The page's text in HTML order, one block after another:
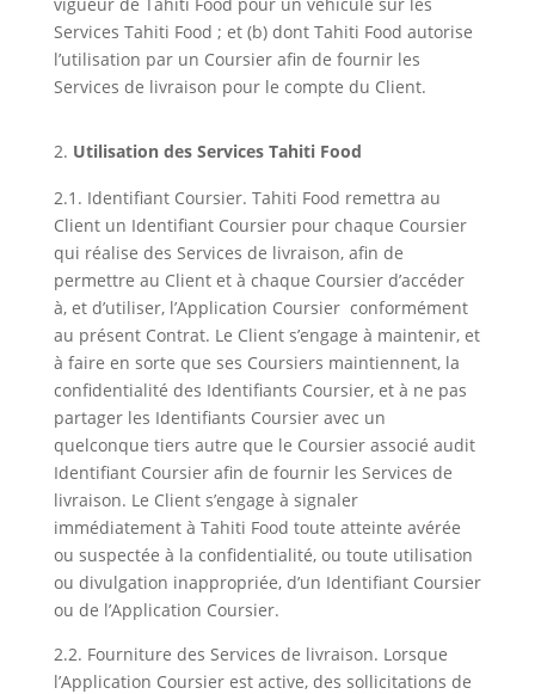
Services Tahiti Food ; et (b) dont Tahiti Food autorise
l’utilisation par un Coursier afin de fournir les
Services de livraison pour le compte du Client.
Utilisation des Services Tahiti Food
2.1. Identifiant Coursier. Tahiti Food remettra au
Client un Identifiant Coursier pour chaque Coursier
qui réalise des Services de livraison, afin de
permettre au Client et à chaque Coursier d’accéder
à, et d’utiliser, l’Application Coursier conformément
au présent Contrat. Le Client s’engage à maintenir, et
à faire en sorte que ses Coursiers maintiennent, la
confidentialité des Identifiants Coursier, et à ne pas
partager les Identifiants Coursier avec un
quelconque tiers autre que le Coursier associé audit
Identifiant Coursier afin de fournir les Services de
livraison. Le Client s’engage à signaler
immédiatement à Tahiti Food toute atteinte avérée
ou suspectée à la confidentialité, ou toute utilisation
ou divulgation inappropriée, d’un Identifiant Coursier
ou de l’Application Coursier.
2.2. Fourniture des Services de livraison. Lorsque
l’Application Coursier est active, des sollicitations de